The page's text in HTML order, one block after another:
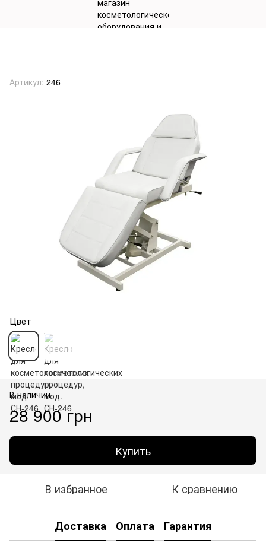
Артикул: 246
Цвет
В наличии
28 900 грн
Купить
В избранное К сравнению
Доставка Оплата Гарантия